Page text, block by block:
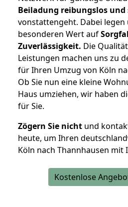
Beiladung reibungslos und
vonstattengeht. Dabei
besonderen Wert auf
Zuverlässigkeit. Die
Leistungen machen uns zu
für Ihren Umzug von Köln
Ob Sie nun eine kleine
Haus umziehen, wir haben
für Sie.
Zögern Sie nicht und
heute, um Ihren
Köln nach Thannhausen mit
Kostenlose